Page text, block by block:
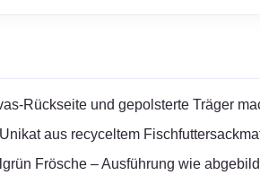
Rückseite und gepolsterte Träger
aus recyceltem
Frösche – Ausführung wie